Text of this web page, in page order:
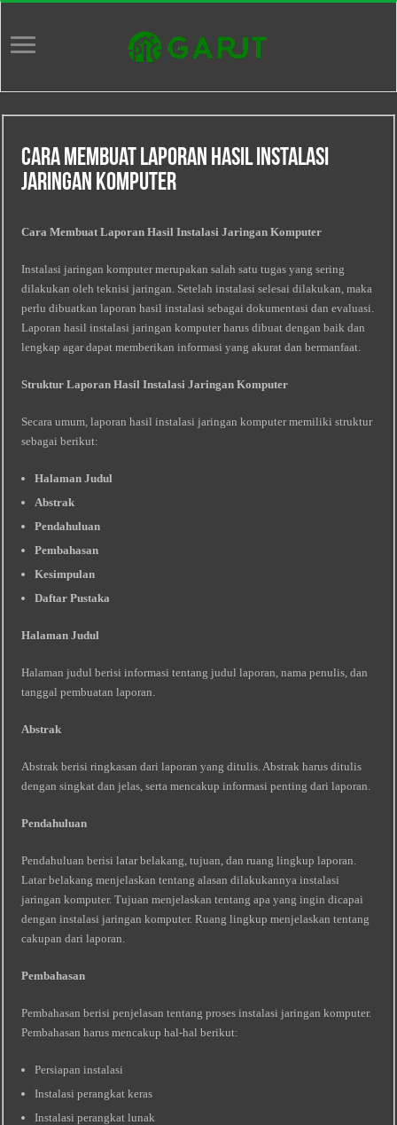
Cara Membuat Laporan Hasil Instalasi
Jaringan Komputer
Cara Membuat Laporan Hasil Instalasi Jaringan Komputer
Instalasi jaringan komputer merupakan salah satu tugas yang sering
dilakukan oleh teknisi jaringan. Setelah instalasi selesai dilakukan, maka
perlu dibuatkan laporan hasil instalasi sebagai dokumentasi dan evaluasi.
Laporan hasil instalasi jaringan komputer harus dibuat dengan baik dan
lengkap agar dapat memberikan informasi yang akurat dan bermanfaat.
Struktur Laporan Hasil Instalasi Jaringan Komputer
Secara umum, laporan hasil instalasi jaringan komputer memiliki struktur
sebagai berikut:
Halaman Judul
Abstrak
Pendahuluan
Pembahasan
Kesimpulan
Daftar Pustaka
Halaman Judul
Halaman judul berisi informasi tentang judul laporan, nama penulis, dan
tanggal pembuatan laporan.
Abstrak
Abstrak berisi ringkasan dari laporan yang ditulis. Abstrak harus ditulis
dengan singkat dan jelas, serta mencakup informasi penting dari laporan.
Pendahuluan
Pendahuluan berisi latar belakang, tujuan, dan ruang lingkup laporan.
Latar belakang menjelaskan tentang alasan dilakukannya instalasi
jaringan komputer. Tujuan menjelaskan tentang apa yang ingin dicapai
dengan instalasi jaringan komputer. Ruang lingkup menjelaskan tentang
cakupan dari laporan.
Pembahasan
Pembahasan berisi penjelasan tentang proses instalasi jaringan komputer.
Pembahasan harus mencakup hal-hal berikut:
Persiapan instalasi
Instalasi perangkat keras
Instalasi perangkat lunak